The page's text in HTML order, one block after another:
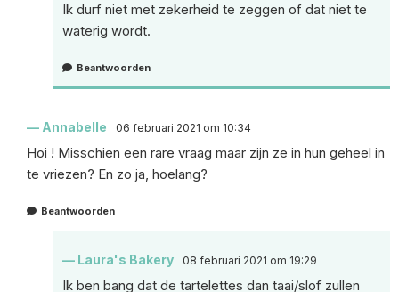
Ik durf niet met zekerheid te zeggen of dat niet te
waterig wordt.
Beantwoorden
Annabelle 06 februari 2021 om 10:34
Hoi ! Misschien een rare vraag maar zijn ze in hun geheel in
te vriezen? En zo ja, hoelang?
Beantwoorden
Laura's Bakery 08 februari 2021 om 19:29
Ik ben bang dat de tartelettes dan taai/slof zullen